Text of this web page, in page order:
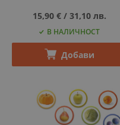
15,90 € ‎/‎ 31,10 лв.
В НАЛИЧНОСТ
Добави